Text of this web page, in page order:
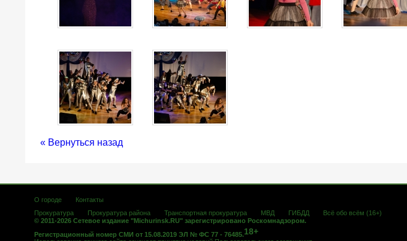
« Вернуться назад
О городе
Контакты
Прокуратура
Прокуратура района Транспортная прокуратура МВД ГИБДД
Всё обо всём (16+)
© 2011-2026 Сетевое издание "Michurinsk.RU" зарегистрировано Роскомнадзором.
Регистрационный номер СМИ от 15.08.2019 ЭЛ № ФС 77 - 76485.18+